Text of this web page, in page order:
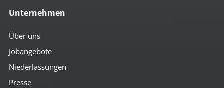
Unternehmen
Über uns
Jobangebote
Niederlassungen
Presse